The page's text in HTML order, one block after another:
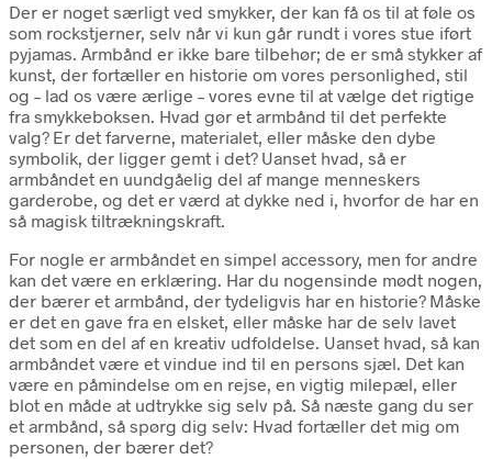
Der er noget særligt ved smykker, der kan få os til at føle os
som rockstjerner, selv når vi kun går rundt i vores stue iført
pyjamas. Armbånd er ikke bare tilbehør; de er små stykker af
kunst, der fortæller en historie om vores personlighed, stil
og – lad os være ærlige – vores evne til at vælge det rigtige
fra smykkeboksen. Hvad gør et armbånd til det perfekte
valg? Er det farverne, materialet, eller måske den dybe
symbolik, der ligger gemt i det? Uanset hvad, så er
armbåndet en uundgåelig del af mange menneskers
garderobe, og det er værd at dykke ned i, hvorfor de har en
så magisk tiltrækningskraft.
For nogle er armbåndet en simpel accessory, men for andre
kan det være en erklæring. Har du nogensinde mødt nogen,
der bærer et armbånd, der tydeligvis har en historie? Måske
er det en gave fra en elsket, eller måske har de selv lavet
det som en del af en kreativ udfoldelse. Uanset hvad, så kan
armbåndet være et vindue ind til en persons sjæl. Det kan
være en påmindelse om en rejse, en vigtig milepæl, eller
blot en måde at udtrykke sig selv på. Så næste gang du ser
et armbånd, så spørg dig selv: Hvad fortæller det mig om
personen, der bærer det?